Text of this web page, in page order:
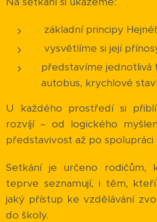
základní principy
vysvětlíme si její
představíme jednotlivá
autobus, krychlové
U každého prostředí si
rozvíjí – od logického
představivost až po spolupráci
Setkání je určeno
teprve seznamují, i těm,
jaký přístup ke vzdělávání
do školy.